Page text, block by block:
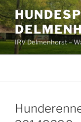
Zum
Inhalt
springen
IRV Delmenhorst –